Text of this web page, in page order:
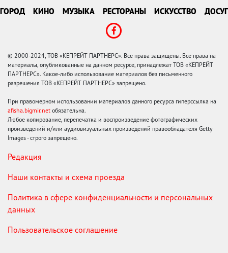
ГОРОД КИНО МУЗЫКА РЕСТОРАНЫ ИСКУССТВО ДОСУГ
© 2000-2024, ТОВ «КЕПРЕЙТ ПАРТНЕРС». Все права защищены. Все права на
материалы, опубликованные на данном ресурсе, принадлежат ТОВ «КЕПРЕЙТ
ПАРТНЕРС». Какое-либо использование материалов без письменного
разрешения ТОВ «КЕПРЕЙТ ПАРТНЕРС» запрещено.
При правомерном использовании материалов данного ресурса гиперссылка на
afisha.bigmir.net обязательна.
Любое копирование, перепечатка и воспроизведение фотографических
произведений и/или аудиовизуальных произведений правообладателя Getty
Images - строго запрещено.
Редакция
Наши контакты и схема проезда
Политика в сфере конфиденциальности и персональных
данных
Пользовательское соглашение